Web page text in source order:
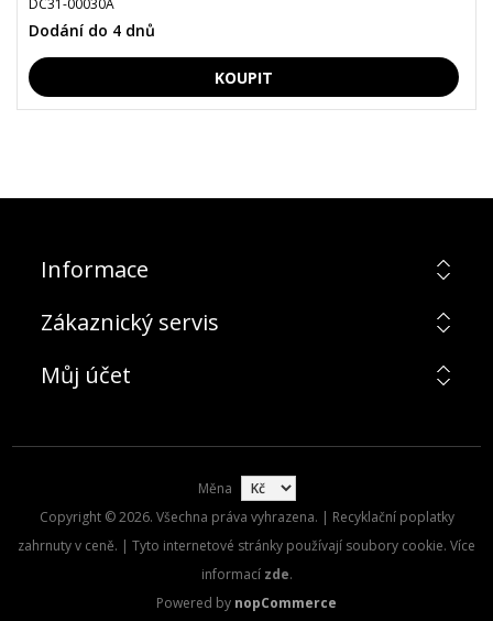
DC31-00030A
Dodání do 4 dnů
Informace
Zákaznický servis
Můj účet
Měna
Copyright © 2026. Všechna práva vyhrazena. | Recyklační poplatky
zahrnuty v ceně. | Tyto internetové stránky používají soubory cookie. Více
informací zde.
Powered by nopCommerce